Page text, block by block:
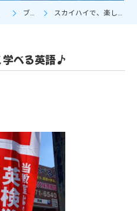
ブログ スカイハイで、楽しく学べる英語♪
学べる英語♪